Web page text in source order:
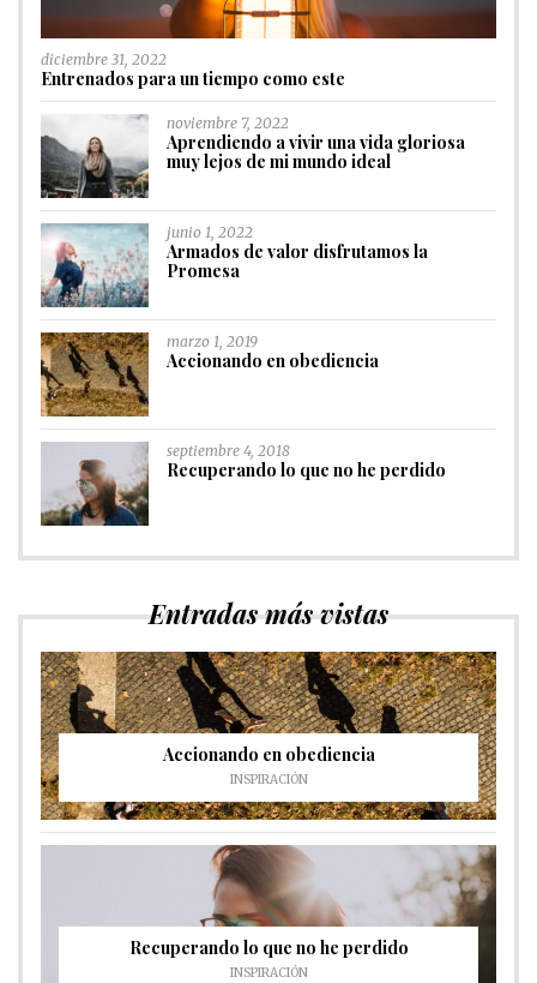
diciembre 31, 2022
Entrenados para un tiempo como este
noviembre 7, 2022
Aprendiendo a vivir una vida gloriosa
muy lejos de mi mundo ideal
junio 1, 2022
Armados de valor disfrutamos la
Promesa
marzo 1, 2019
Accionando en obediencia
septiembre 4, 2018
Recuperando lo que no he perdido
Entradas más vistas
Accionando en obediencia
INSPIRACIÓN
Recuperando lo que no he perdido
INSPIRACIÓN